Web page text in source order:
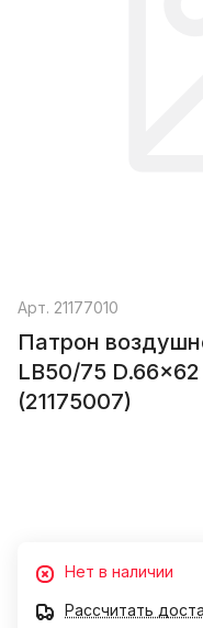
Арт. 21177010
Патрон
LB50/75 D.66x62
(21175007)
Нет в наличии
Рассчитать